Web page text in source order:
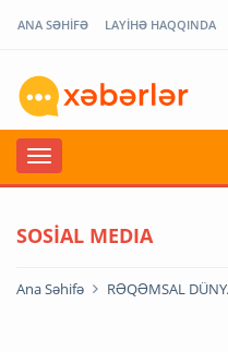
ANA SƏHİFƏ LAYİHƏ HAQQINDA
SOSİAL MEDIA
Ana Səhifə RƏQƏMSAL